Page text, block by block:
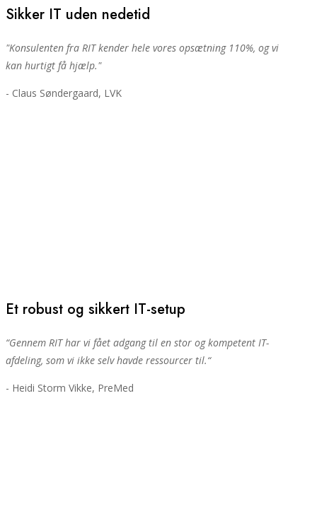
Sikker IT uden nedetid
"Konsulenten fra RIT kender hele vores opsætning 110%, og vi
kan hurtigt få hjælp."
- Claus Søndergaard, LVK
Et robust og sikkert IT-setup
“Gennem RIT har vi fået adgang til en stor og kompetent IT-
afdeling, som vi ikke selv havde ressourcer til.“
- Heidi Storm Vikke, PreMed